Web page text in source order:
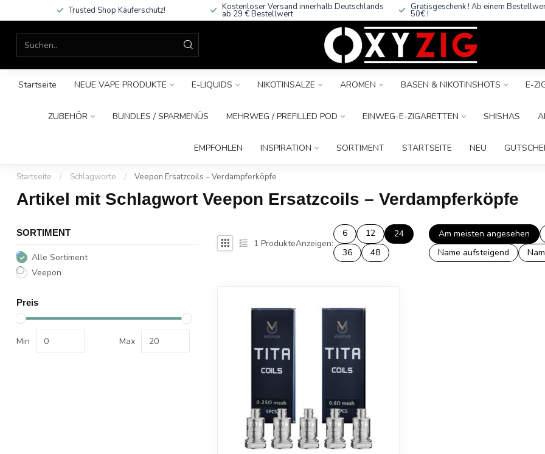
Trusted Shop Käuferschutz! Kostenloser Versand innerhalb Deutschlands
ab 29 € Bestellwert
Gratisgeschenk ! Ab einem
50€ !
Startseite NEUE VAPE PRODUKTE E-LIQUIDS NIKOTINSALZE AROMEN BASEN & NIKOTINSHOTS E-
ZUBEHÖR BUNDLES / SPARMENÜS MEHRWEG / PREFILLED POD EINWEG-E-ZIGARETTEN SHISHAS
EMPFOHLEN INSPIRATION SORTIMENT STARTSEITE NEU
Startseite / Schlagworte / Veepon Ersatzcoils – Verdampferköpfe
Artikel mit Schlagwort Veepon Ersatzcoils – Verdampferköpfe
SORTIMENT
Alle Sortiment
Veepon
Preis
Min Max
1 ProdukteAnzeigen:
6 12
24
36
48
Am meisten angesehen
Name aufsteigend